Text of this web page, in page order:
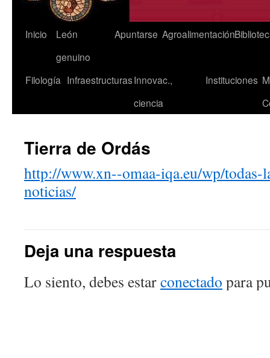
Saltar
contenido
Inicio
León
genuino
Apuntarse Agroalimentación
Filología InfraestructurasInnovac.,
ciencia
Instituciones
Tierra de Ordás
http://www.xn--omaa-iqa.eu/wp/todas-
noticias/
Deja una respuesta
Lo siento, debes estarconectado para